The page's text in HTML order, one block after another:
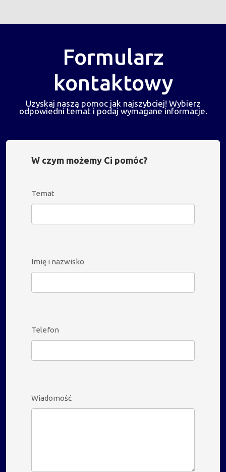
Formularz
kontaktowy
Uzyskaj naszą pomoc jak najszybciej! Wybierz
odpowiedni temat i podaj wymagane informacje.
W czym możemy Ci pomóc?
Temat
Imię i nazwisko
Telefon
Wiadomość